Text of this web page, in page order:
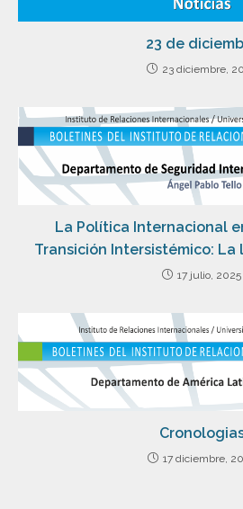
23 de
23 diciembre,
La Política Internacional
Transición Intersistémico:
17 julio, 2025
17 diciembre,